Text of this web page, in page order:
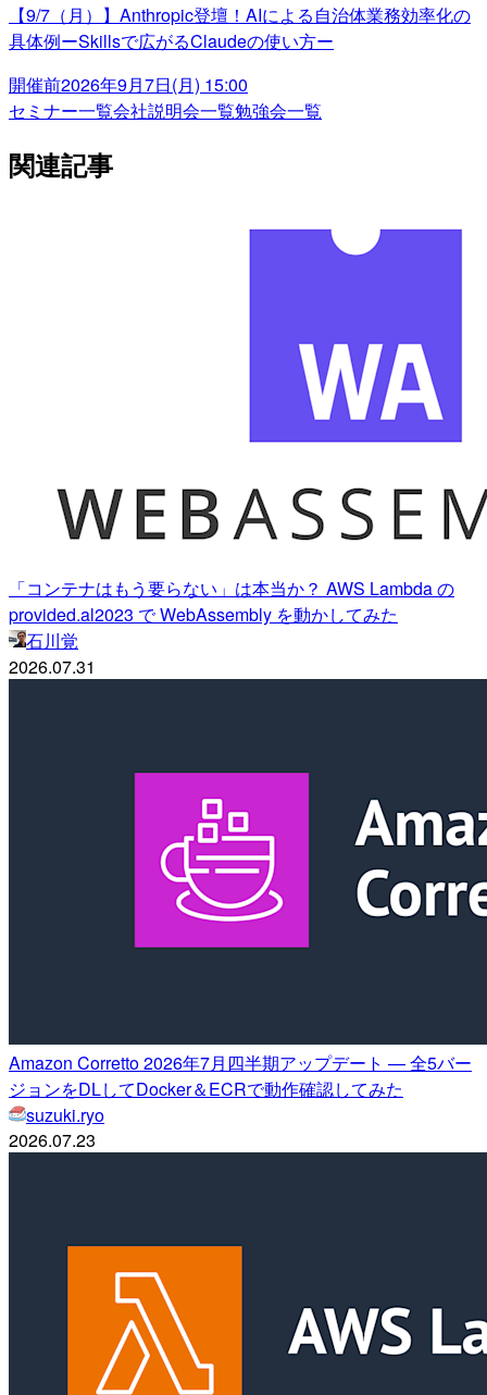
【9/7（月）】Anthropic登壇！AIによる自治体業務効率化の
具体例ーSkillsで広がるClaudeの使い方ー
開催前2026年9月7日(月) 15:00
セミナー一覧会社説明会一覧勉強会一覧
関連記事
「コンテナはもう要らない」は本当か？ AWS Lambda の
provided.al2023 で WebAssembly を動かしてみた
石川覚
2026.07.31
Amazon Corretto 2026年7月四半期アップデート — 全5バー
ジョンをDLしてDocker＆ECRで動作確認してみた
suzuki.ryo
2026.07.23